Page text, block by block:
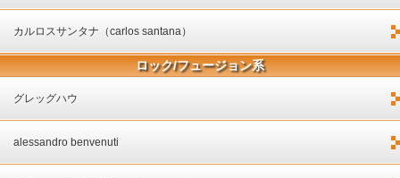
カルロスサンタナ（carlos santana）
ロック/フュージョン系
グレッグハウ
alessandro benvenuti